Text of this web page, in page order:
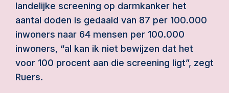
landelijke screening op darmkanker het
aantal doden is gedaald van 87 per 100.000
inwoners naar 64 mensen per 100.000
inwoners, “al kan ik niet bewijzen dat het
voor 100 procent aan die screening ligt”, zegt
Ruers.